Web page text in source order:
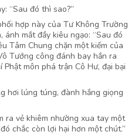
“Sau đó thì sao?”
hợp này của Tư Không Trường
ánh mắt đầy kiêu ngạo: “Sau đó
Tâm Chung chặn một kiếm của
Tướng công đánh bay hắn ra
môn phá trận Cô Hư, đại bại
hơi lúng túng, đành hắng giọng
ra vẻ khiêm nhường xua tay một
chắc còn lợi hại hơn một chút.”